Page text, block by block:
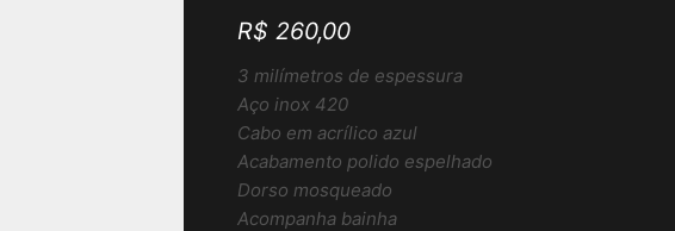
R$ 260,00
3 milímetros de espessura
Aço inox 420
Cabo em acrílico azul
Acabamento polido espelhado
Dorso mosqueado
Acompanha bainha